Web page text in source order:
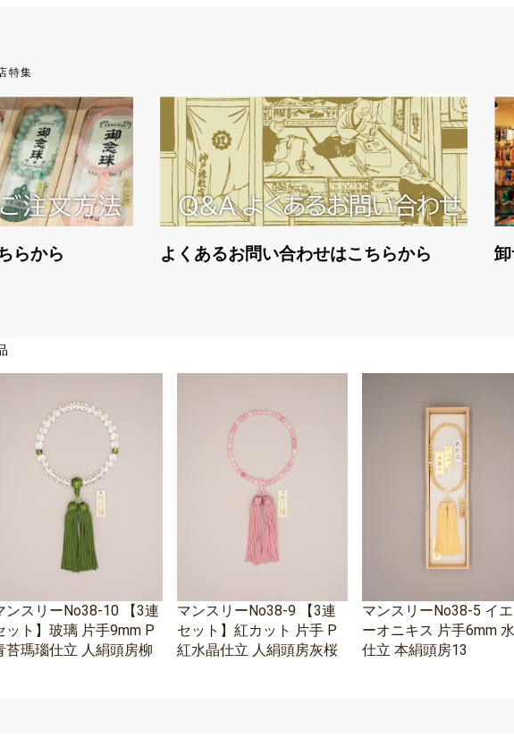
特集
らから よくあるお問い合わせはこちらから
ンスリーNo38-10 【3連
ット】玻璃 片手9mm P
苔瑪瑙仕立 人絹頭房柳
マンスリーNo38-9 【3連
セット】紅カット 片手 P
紅水晶仕立 人絹頭房灰桜
マンスリーNo38-5 イエ
ーオニキス 片手6mm
仕立 本絹頭房13